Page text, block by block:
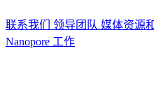
联系我们 领导团队 媒体资源
Nanopore 工作